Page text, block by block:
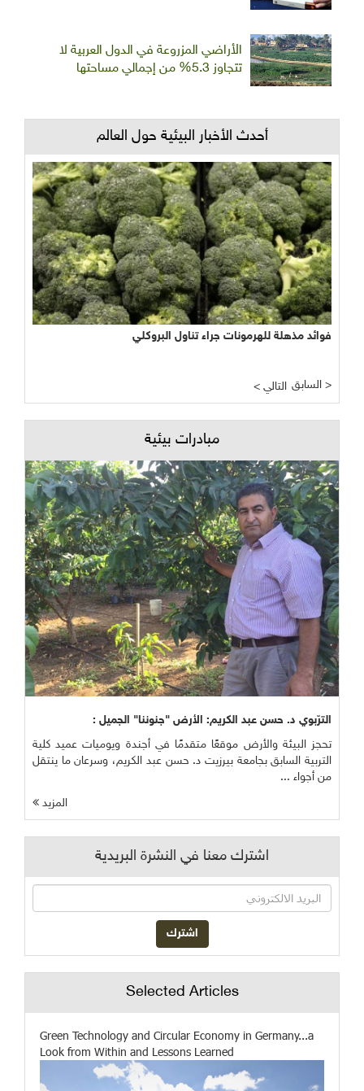
الأراضي المزروعة في الدول العربية لا
تتجاوز 5.3% من إجمالي مساحتها
أحدث الأخبار البيئية حول العالم
فوائد مذهلة للهرمونات جراء تناول البروكلي
< التالي السابق >
مبادرات بيئية
الترّبوي د. حسن عبد الكريم: الأرض "جنوننا" الجميل :
تحجز البيئة والأرض موقعًا متقدمًا في أجندة ويوميات عميد كلية
التربية السابق بجامعة بيرزيت د. حسن عبد الكريم، وسرعان ما ينتقل
من أجواء ...
المزيد
اشترك معنا في النشرة البريدية
Selected Articles
Green Technology and Circular Economy in Germany...a
Look from Within and Lessons Learned